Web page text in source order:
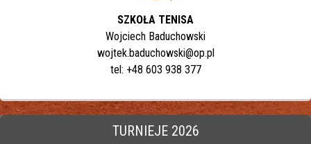
SZKOŁA TENISA
Wojciech Baduchowski
wojtek.baduchowski@op.pl
tel: +48 603 938 377
TURNIEJE 2026